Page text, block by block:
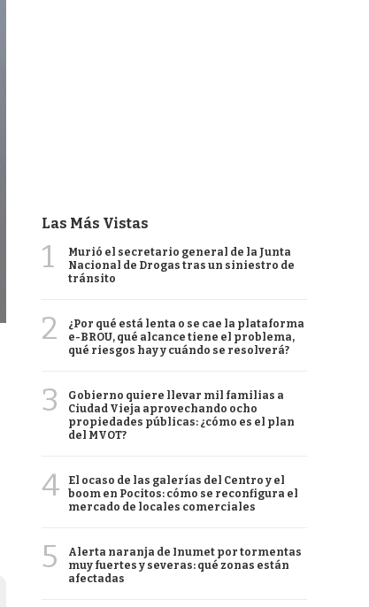
Las Más Vistas
1
Murió el secretario general de la Junta
Nacional de Drogas tras un siniestro de
tránsito
2
¿Por qué está lenta o se cae la plataforma
e-BROU, qué alcance tiene el problema,
qué riesgos hay y cuándo se resolverá?
3
Gobierno quiere llevar mil familias a
Ciudad Vieja aprovechando ocho
propiedades públicas: ¿cómo es el plan
del MVOT?
4
El ocaso de las galerías del Centro y el
boom en Pocitos: cómo se reconfigura el
mercado de locales comerciales
5
Alerta naranja de Inumet por tormentas
muy fuertes y severas: qué zonas están
afectadas